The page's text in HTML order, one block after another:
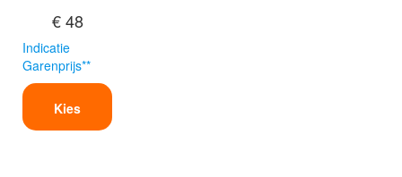
€ 48
Indicatie
Garenprijs**
Kies